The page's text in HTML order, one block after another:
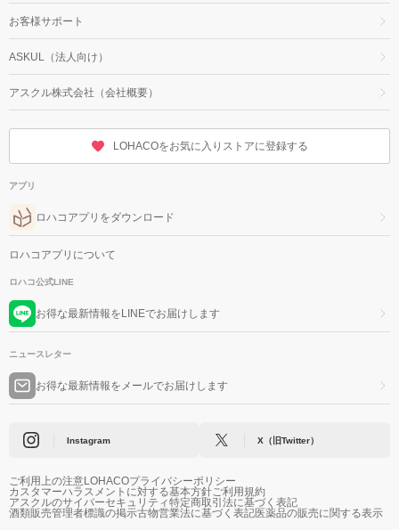
お客様サポート
ASKUL（法人向け）
アスクル株式会社（会社概要）
LOHACOをお気に入りストアに登録する
アプリ
ロハコアプリをダウンロード
ロハコアプリについて
ロハコ公式LINE
お得な最新情報をLINEでお届けします
ニュースレター
お得な最新情報をメールでお届けします
Instagram X（旧Twitter）
ご利用上の注意LOHACOプライバシーポリシー
カスタマーハラスメントに対する基本方針ご利用規約
アスクルのサイバーセキュリティ特定商取引法に基づく表記
酒類販売管理者標識の掲示古物営業法に基づく表記医薬品の販売に関する表示